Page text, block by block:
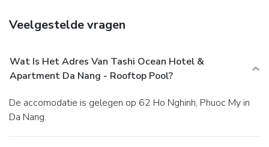
Veelgestelde vragen
Wat Is Het Adres Van Tashi Ocean Hotel &
Apartment Da Nang - Rooftop Pool?
De accomodatie is gelegen op 62 Ho Nghinh, Phuoc My in
Da Nang.